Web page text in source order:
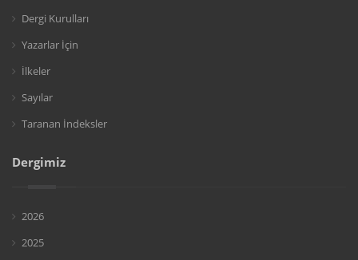
Dergi Kurulları
Yazarlar İçin
İlkeler
Sayılar
Taranan İndeksler
Dergimiz
2026
2025